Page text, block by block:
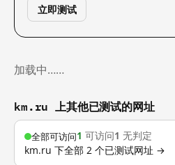
立即测试
加载中……
km.ru 上其他已测试的网址
全部可访问1 可访问1 无判定
km.ru 下全部 2 个已测试网址 →